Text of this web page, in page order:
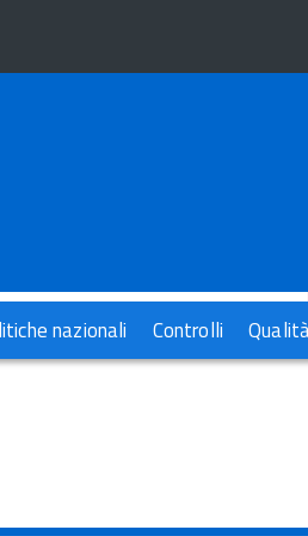
nazionali Controlli